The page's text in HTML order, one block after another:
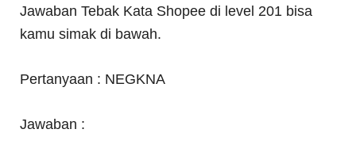
Jawaban Tebak Kata Shopee di level 201 bisa
kamu simak di bawah.
Pertanyaan : NEGKNA
Jawaban :